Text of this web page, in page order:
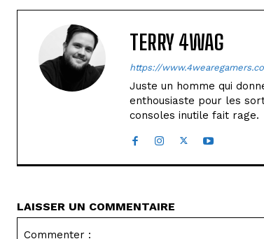
TERRY 4WAG
https://
Juste un homme qui
enthousiaste pour les
consoles inutile fait rage.
LAISSER UN COMMENTAIRE